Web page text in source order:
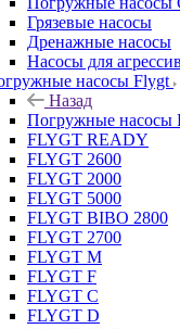
Грязевые насосы
Дренажные насосы
Насосы для
насосы Flygt
Назад
Погружные насосы
FLYGT READY
FLYGT 2600
FLYGT 2000
FLYGT 5000
FLYGT BIBO 2800
FLYGT 2700
FLYGT M
FLYGT F
FLYGT C
FLYGT D